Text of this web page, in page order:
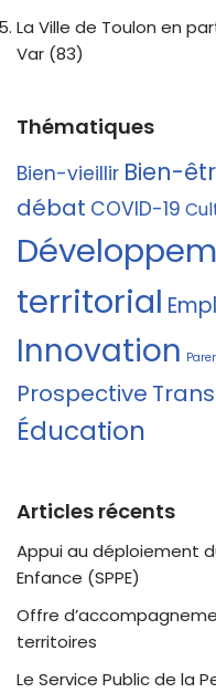
La Ville de Toulon en
Var (83)
Thématiques
Bien-vieillir Bien-
débat COVID-19
territorial
Innovation
Prospective
Éducation
Articles récents
Appui au déploiement
Enfance (SPPE)
Offre
territoires
Le Service Public de la